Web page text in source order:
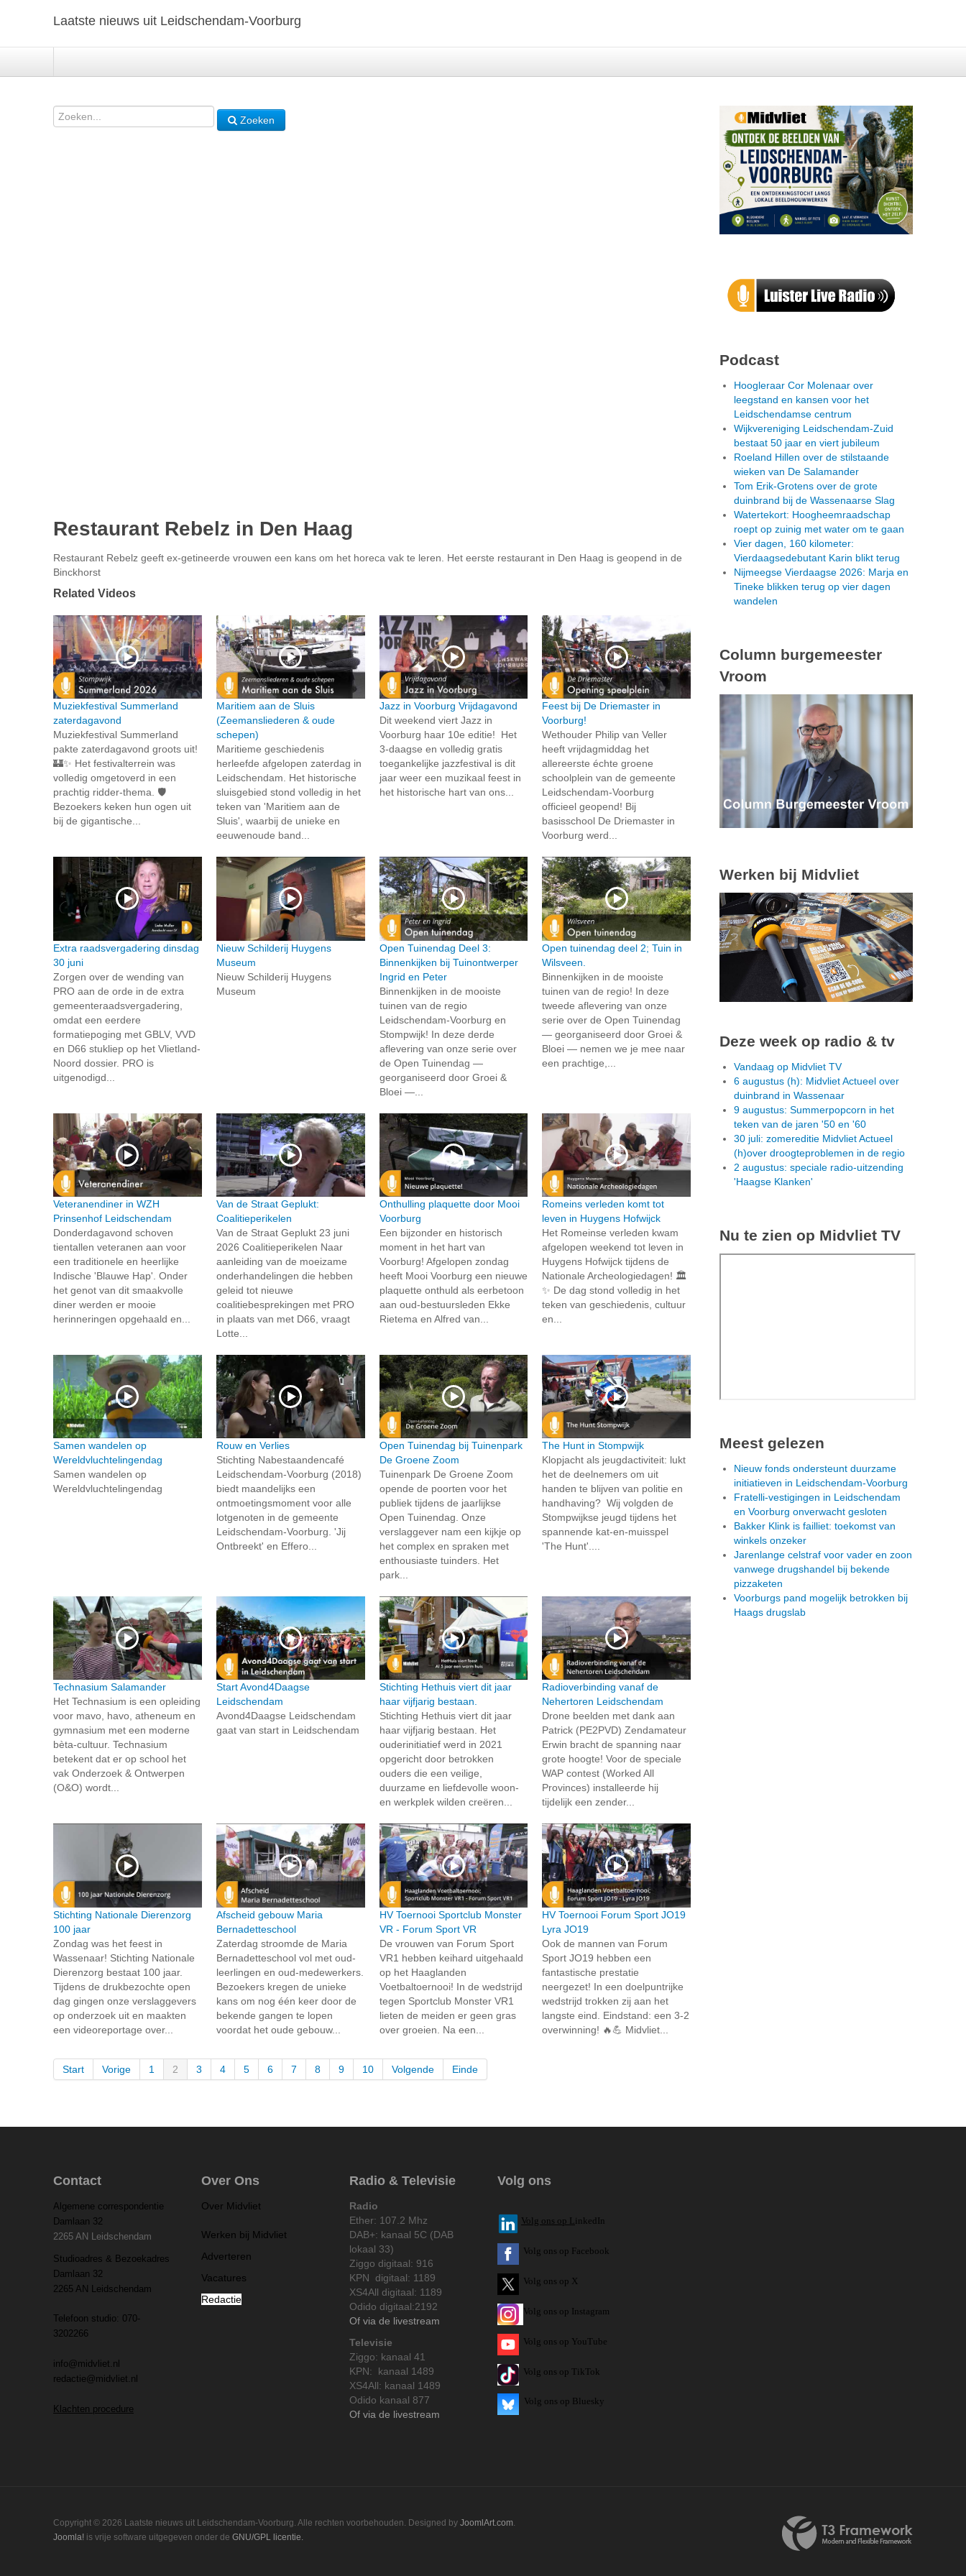
Laatste nieuws uit Leidschendam-Voorburg
Zoeken
Restaurant Rebelz in Den Haag
Restaurant Rebelz geeft ex-getineerde vrouwen een kans om het horeca vak te leren. Het eerste restaurant in Den Haag is geopend in de
Binckhorst
Related Videos
Muziekfestival Summerland
zaterdagavond
Muziekfestival Summerland
pakte zaterdagavond groots uit!
🏰✨ Het festivalterrein was
volledig omgetoverd in een
prachtig ridder-thema. 🛡️
Bezoekers keken hun ogen uit
bij de gigantische...
Maritiem aan de Sluis
(Zeemansliederen & oude
schepen)
Maritieme geschiedenis
herleefde afgelopen zaterdag in
Leidschendam. Het historische
sluisgebied stond volledig in het
teken van 'Maritiem aan de
Sluis', waarbij de unieke en
eeuwenoude band...
Jazz in Voorburg Vrijdagavond
Dit weekend viert Jazz in
Voorburg haar 10e editie! Het
3-daagse en volledig gratis
toegankelijke jazzfestival is dit
jaar weer een muzikaal feest in
het historische hart van ons...
Feest bij De Driemaster in
Voorburg!
Wethouder Philip van Veller
heeft vrijdagmiddag het
allereerste échte groene
schoolplein van de gemeente
Leidschendam-Voorburg
officieel geopend! Bij
basisschool De Driemaster in
Voorburg werd...
Extra raadsvergadering dinsdag
30 juni
Zorgen over de wending van
PRO aan de orde in de extra
gemeenteraadsvergadering,
omdat een eerdere
formatiepoging met GBLV, VVD
en D66 stukliep op het Vlietland-
Noord dossier. PRO is
uitgenodigd...
Nieuw Schilderij Huygens
Museum
Nieuw Schilderij Huygens
Museum
Open Tuinendag Deel 3:
Binnenkijken bij Tuinontwerper
Ingrid en Peter
Binnenkijken in de mooiste
tuinen van de regio
Leidschendam-Voorburg en
Stompwijk! In deze derde
aflevering van onze serie over
de Open Tuinendag —
georganiseerd door Groei &
Bloei —...
Open tuinendag deel 2; Tuin in
Wilsveen.
Binnenkijken in de mooiste
tuinen van de regio! In deze
tweede aflevering van onze
serie over de Open Tuinendag
— georganiseerd door Groei &
Bloei — nemen we je mee naar
een prachtige,...
Veteranendiner in WZH
Prinsenhof Leidschendam
Donderdagavond schoven
tientallen veteranen aan voor
een traditionele en heerlijke
Indische 'Blauwe Hap'. Onder
het genot van dit smaakvolle
diner werden er mooie
herinneringen opgehaald en...
Van de Straat Geplukt:
Coalitieperikelen
Van de Straat Geplukt 23 juni
2026 Coalitieperikelen Naar
aanleiding van de moeizame
onderhandelingen die hebben
geleid tot nieuwe
coalitiebesprekingen met PRO
in plaats van met D66, vraagt
Lotte...
Onthulling plaquette door Mooi
Voorburg
Een bijzonder en historisch
moment in het hart van
Voorburg! Afgelopen zondag
heeft Mooi Voorburg een nieuwe
plaquette onthuld als eerbetoon
aan oud-bestuursleden Ekke
Rietema en Alfred van...
Romeins verleden komt tot
leven in Huygens Hofwijck
Het Romeinse verleden kwam
afgelopen weekend tot leven in
Huygens Hofwijck tijdens de
Nationale Archeologiedagen! 🏛️
✨ De dag stond volledig in het
teken van geschiedenis, cultuur
en...
Samen wandelen op
Wereldvluchtelingendag
Samen wandelen op
Wereldvluchtelingendag
Rouw en Verlies
Stichting Nabestaandencafé
Leidschendam-Voorburg (2018)
biedt maandelijks een
ontmoetingsmoment voor alle
lotgenoten in de gemeente
Leidschendam-Voorburg. 'Jij
Ontbreekt' en Effero...
Open Tuinendag bij Tuinenpark
De Groene Zoom
Tuinenpark De Groene Zoom
opende de poorten voor het
publiek tijdens de jaarlijkse
Open Tuinendag. Onze
verslaggever nam een kijkje op
het complex en spraken met
enthousiaste tuinders. Het
park...
The Hunt in Stompwijk
Klopjacht als jeugdactiviteit: lukt
het de deelnemers om uit
handen te blijven van politie en
handhaving? Wij volgden de
Stompwijkse jeugd tijdens het
spannende kat-en-muisspel
'The Hunt'....
Technasium Salamander
Het Technasium is een opleiding
voor mavo, havo, atheneum en
gymnasium met een moderne
bèta-cultuur. Technasium
betekent dat er op school het
vak Onderzoek & Ontwerpen
(O&O) wordt...
Start Avond4Daagse
Leidschendam
Avond4Daagse Leidschendam
gaat van start in Leidschendam
Stichting Hethuis viert dit jaar
haar vijfjarig bestaan.
Stichting Hethuis viert dit jaar
haar vijfjarig bestaan. Het
ouderinitiatief werd in 2021
opgericht door betrokken
ouders die een veilige,
duurzame en liefdevolle woon-
en werkplek wilden creëren...
Radioverbinding vanaf de
Nehertoren Leidschendam
Drone beelden met dank aan
Patrick (PE2PVD) Zendamateur
Erwin bracht de spanning naar
grote hoogte! Voor de speciale
WAP contest (Worked All
Provinces) installeerde hij
tijdelijk een zender...
Stichting Nationale Dierenzorg
100 jaar
Zondag was het feest in
Wassenaar! Stichting Nationale
Dierenzorg bestaat 100 jaar.
Tijdens de drukbezochte open
dag gingen onze verslaggevers
op onderzoek uit en maakten
een videoreportage over...
Afscheid gebouw Maria
Bernadetteschool
Zaterdag stroomde de Maria
Bernadetteschool vol met oud-
leerlingen en oud-medewerkers.
Bezoekers kregen de unieke
kans om nog één keer door de
bekende gangen te lopen
voordat het oude gebouw...
HV Toernooi Sportclub Monster
VR - Forum Sport VR
De vrouwen van Forum Sport
VR1 hebben keihard uitgehaald
op het Haaglanden
Voetbaltoernooi! In de wedstrijd
tegen Sportclub Monster VR1
lieten de meiden er geen gras
over groeien. Na een...
HV Toernooi Forum Sport JO19
Lyra JO19
Ook de mannen van Forum
Sport JO19 hebben een
fantastische prestatie
neergezet! In een doelpuntrijke
wedstrijd trokken zij aan het
langste eind. Eindstand: een 3-2
overwinning! 🔥💪 Midvliet...
Start Vorige 1 2 3 4 5 6 7 8 9 10 Volgende Einde
Podcast
Hoogleraar Cor Molenaar over
leegstand en kansen voor het
Leidschendamse centrum
Wijkvereniging Leidschendam-Zuid
bestaat 50 jaar en viert jubileum
Roeland Hillen over de stilstaande
wieken van De Salamander
Tom Erik-Grotens over de grote
duinbrand bij de Wassenaarse Slag
Watertekort: Hoogheemraadschap
roept op zuinig met water om te gaan
Vier dagen, 160 kilometer:
Vierdaagsedebutant Karin blikt terug
Nijmeegse Vierdaagse 2026: Marja en
Tineke blikken terug op vier dagen
wandelen
Column burgemeester
Vroom
Werken bij Midvliet
Deze week op radio & tv
Vandaag op Midvliet TV
6 augustus (h): Midvliet Actueel over
duinbrand in Wassenaar
9 augustus: Summerpopcorn in het
teken van de jaren '50 en '60
30 juli: zomereditie Midvliet Actueel
(h)over droogteproblemen in de regio
2 augustus: speciale radio-uitzending
'Haagse Klanken'
Nu te zien op Midvliet TV
Meest gelezen
Nieuw fonds ondersteunt duurzame
initiatieven in Leidschendam-Voorburg
Fratelli-vestigingen in Leidschendam
en Voorburg onverwacht gesloten
Bakker Klink is failliet: toekomst van
winkels onzeker
Jarenlange celstraf voor vader en zoon
vanwege drugshandel bij bekende
pizzaketen
Voorburgs pand mogelijk betrokken bij
Haags drugslab
Contact
Algemene correspondentie
Damlaan 32
2265 AN Leidschendam
Studioadres & Bezoekadres
Damlaan 32
2265 AN Leidschendam
Telefoon studio: 070-
3202266
info@midvliet.nl
redactie@midvliet.nl
Klachten procedure
Over Ons
Over Midvliet
Werken bij Midvliet
Adverteren
Vacatures
Redactie
Radio & Televisie
Radio
Ether: 107.2 Mhz
DAB+: kanaal 5C (DAB
lokaal 33)
Ziggo digitaal: 916
KPN digitaal: 1189
XS4All digitaal: 1189
Odido digitaal:2192
Of via de livestream
Televisie
Ziggo: kanaal 41
KPN: kanaal 1489
XS4All: kanaal 1489
Odido kanaal 877
Of via de livestream
Volg ons
Volg ons op L inkedIn
Volg ons op Facebook
Volg ons op X
Volg ons op Instagram
Volg ons op YouTube
Volg ons op TikTok
Volg ons op Bluesky
Copyright © 2026 Laatste nieuws uit Leidschendam-Voorburg. Alle rechten voorbehouden. Designed by JoomlArt.com
Joomla! is vrije software uitgegeven onder de GNU/GPL licentie.